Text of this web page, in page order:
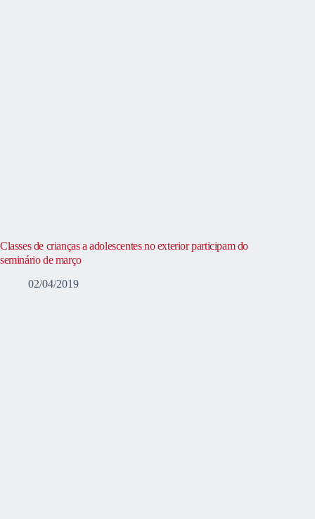
Classes de crianças a adolescentes no exterior participam do
seminário de março
02/04/2019